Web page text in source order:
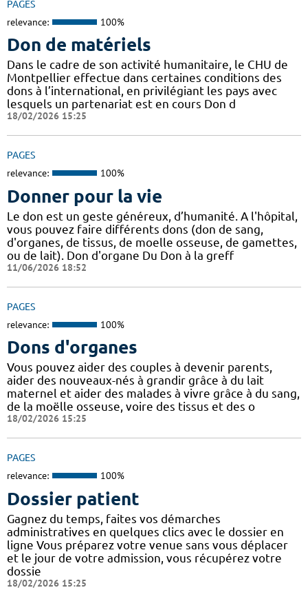
PAGES
relevance: 100%
Don de matériels
Dans le cadre de son activité humanitaire, le CHU de
Montpellier effectue dans certaines conditions des
dons à l’international, en privilégiant les pays avec
lesquels un partenariat est en cours Don d
18/02/2026 15:25
PAGES
relevance: 100%
Donner pour la vie
Le don est un geste généreux, d’humanité. A l'hôpital,
vous pouvez faire différents dons (don de sang,
d'organes, de tissus, de moelle osseuse, de gamettes,
ou de lait). Don d'organe Du Don à la greff
11/06/2026 18:52
PAGES
relevance: 100%
Dons d'organes
Vous pouvez aider des couples à devenir parents,
aider des nouveaux-nés à grandir grâce à du lait
maternel et aider des malades à vivre grâce à du sang,
de la moëlle osseuse, voire des tissus et des o
18/02/2026 15:25
PAGES
relevance: 100%
Dossier patient
Gagnez du temps, faites vos démarches
administratives en quelques clics avec le dossier en
ligne Vous préparez votre venue sans vous déplacer
et le jour de votre admission, vous récupérez votre
dossie
18/02/2026 15:25